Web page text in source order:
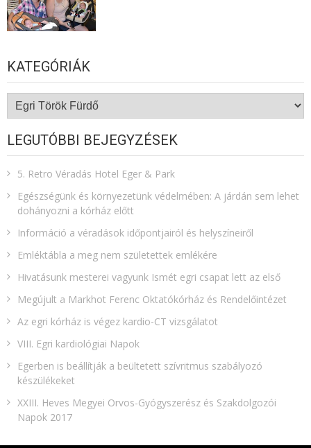
KATEGÓRIÁK
Kategóriák
LEGUTÓBBI BEJEGYZÉSEK
5. Retro Véradás Hotel Eger & Park
Egészségünk és környezetünk védelmében: A járdán sem lehet
dohányozni a kórház előtt
Információ a véradások időpontjairól és helyszíneiről
Emléktábla a meg nem születettek emlékére​
Hivatásunk mesterei vagyunk Ismét egri csapat lett az első
Megújult a Markhot Ferenc Oktatókórház és Rendelőintézet
Az egri kórház is végez kardio-CT vizsgálatot
VIII. Egri kardiológiai Napok
Egerben is beállítják a beültetett szívritmus szabályozó
készülékeket
XXIII. Heves Megyei Orvos-Gyógyszerész és Szakdolgozói
Napok 2017